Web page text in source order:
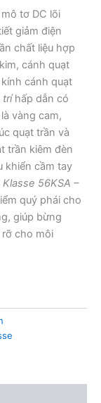
tơ DC lõi
giảm điện
chất liệu hợp
cánh quạt
cánh quạt
tríhấp dẫn có
vàng cam,
quạt trần và
trần kiêm đèn
khiển cầm tay
56KSA –
quý phái cho
giúp bừng
cho môi